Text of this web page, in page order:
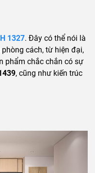
1327. Đây có thể nói là
cách, từ hiện đại,
phẩm chắc chắn có sự
, cũng như kiến trúc